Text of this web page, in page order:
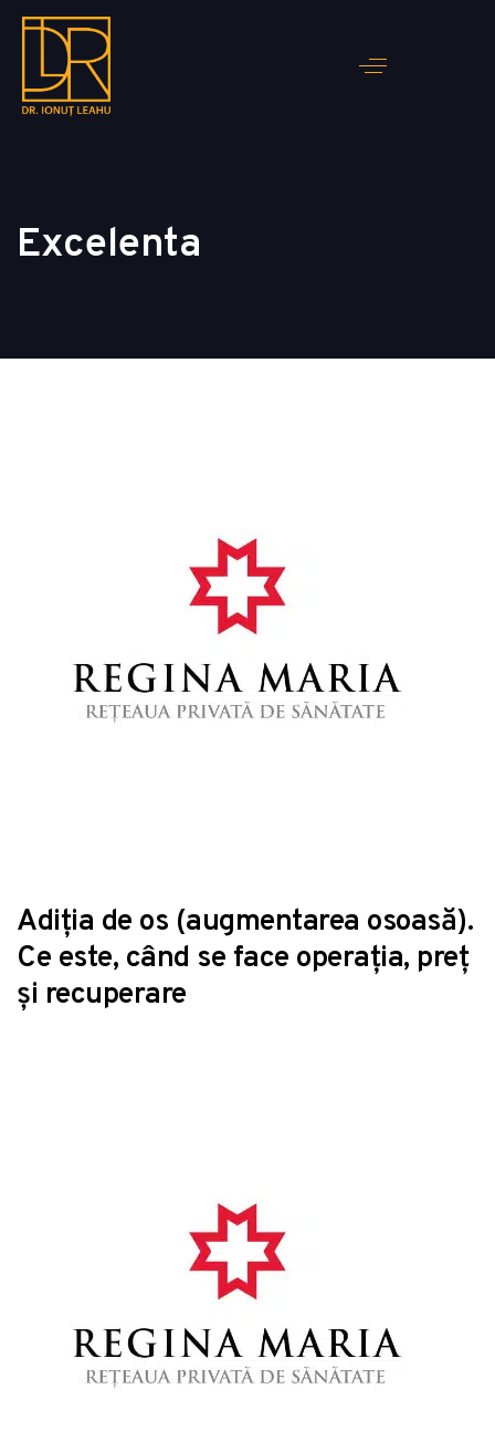
Excelenta
Adiția de os (augmentarea osoasă).
Ce este, când se face operația, preț
și recuperare